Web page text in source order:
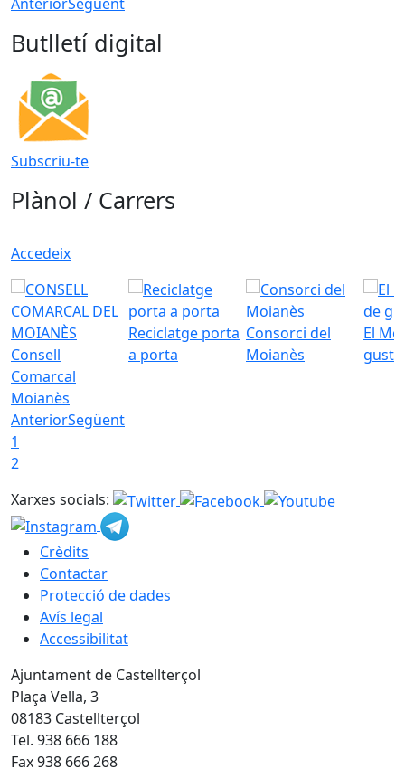
AnteriorSegüent
Butlletí digital
Subscriu-te
Plànol / Carrers
Accedeix
Consell
Comarcal
Moianès
Reciclatge porta
a porta
Consorci del
Moianès
El
gust
AnteriorSegüent
1
2
Xarxes socials:
Crèdits
Contactar
Protecció de dades
Avís legal
Accessibilitat
Ajuntament de Castellterçol
Plaça Vella, 3
08183 Castellterçol
Tel. 938 666 188
Fax 938 666 268